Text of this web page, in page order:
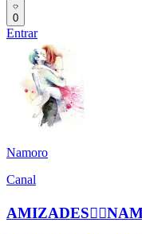
0
Entrar
Namoro
Canal